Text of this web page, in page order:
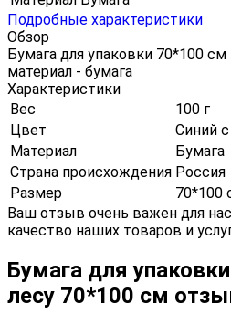
Подробные характеристики
Обзор
Бумага для упаковки 70*100 см
материал - бумага
Характеристики
Вес
100 г
Цвет
Синий
Материал
Бумага
Страна происхождения Россия
Размер
70*100
Ваш отзыв очень важен для
качество наших товаров и
Бумага для
лесу 70*100 см